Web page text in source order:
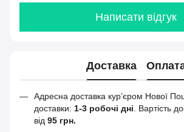
Написати відгук
Доставка
Адресна доставка кур’єром Нової
доставки: 1-3 робочі дні . Вартість
від 95 грн.